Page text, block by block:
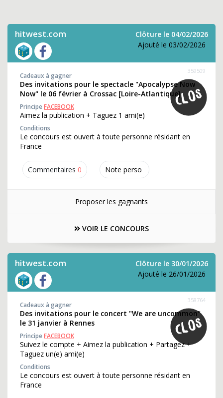
hitwest.com
Clôture le 04/02/2026
Ajouté le 03/02/2026
Commentaires 0 Note perso
359509
Cadeaux à gagner
Des invitations pour le spectacle "Apocalypse Now
Now" le 06 février à Crossac [Loire-Atlantique]
PrincipeFACEBOOK
Aimez la publication + Taguez 1 ami(e)
Conditions
Le concours est ouvert à toute personne résidant en
France
Proposer les gagnants
VOIR LE CONCOURS
hitwest.com
Clôture le 30/01/2026
Ajouté le 26/01/2026
358764
Cadeaux à gagner
Des invitations pour le concert "We are uncommon"
le 31 janvier à Rennes
PrincipeFACEBOOK
Suivez le compte + Aimez la publication + Partagez +
Taguez un(e) ami(e)
Conditions
Le concours est ouvert à toute personne résidant en
France